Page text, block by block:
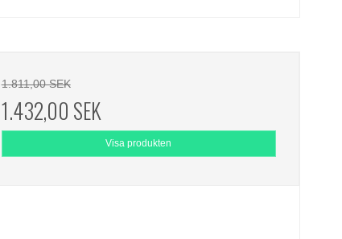
1.811,00 SEK
1.432,00 SEK
Visa produkten